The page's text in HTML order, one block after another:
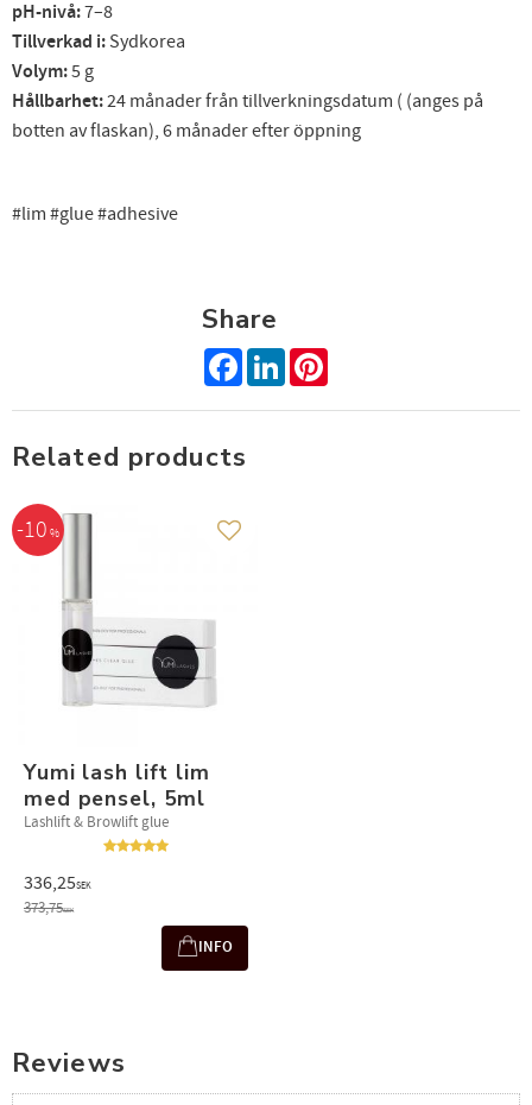
pH-nivå:7–8
Tillverkad i: Sydkorea
Volym:5 g
Hållbarhet:24 månader från tillverkningsdatum ( (anges på
botten av flaskan), 6 månader efter öppning
#lim #glue #adhesive
Share
Facebook
LinkedIn
Reviews
Related products
Yumi lash lift lim
med pensel, 5ml
Lashlift & Browlift glue
336,25SEK
373,75SEK
10 % Add to favorites
INFO